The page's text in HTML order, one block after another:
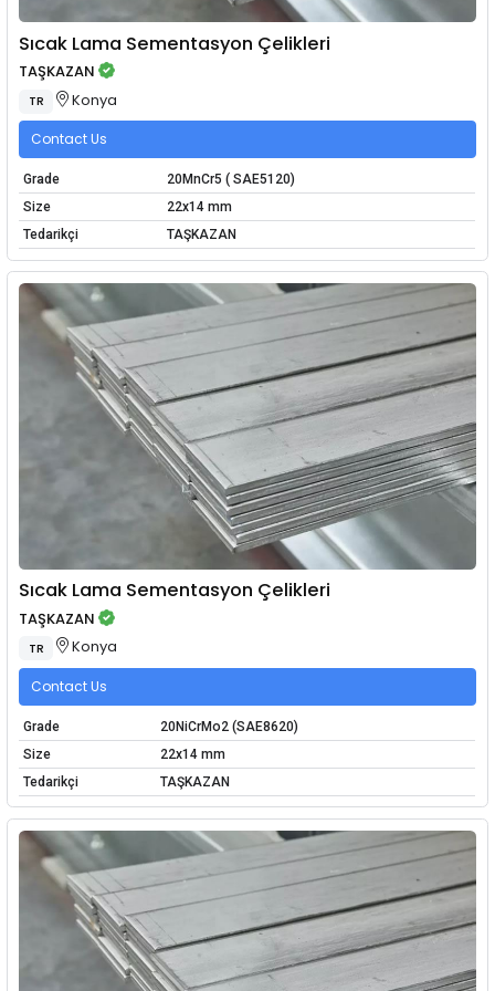
Sıcak Lama Sementasyon Çelikleri
TAŞKAZAN
TR Konya
Contact Us
Grade
20MnCr5 ( SAE5120)
Size
22x14 mm
Tedarikçi
TAŞKAZAN
Sıcak Lama Sementasyon Çelikleri
TAŞKAZAN
TR Konya
Contact Us
Grade
20NiCrMo2 (SAE8620)
Size
22x14 mm
Tedarikçi
TAŞKAZAN